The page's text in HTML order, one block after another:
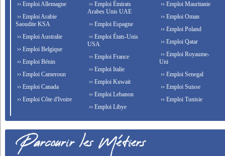
›› Emploi Allemagne
›› Emploi Arabie
Saoudite KSA
›› Emploi Australie
›› Emploi Belgique
›› Emploi Bénin
›› Emploi Cameroun
›› Emploi Canada
›› Emploi Côte d'Ivoire
›› Emploi Émirats
Arabes Unis UAE
›› Emploi Espagne
›› Emploi États-Unis
USA
›› Emploi France
›› Emploi Italie
›› Emploi Kuwait
›› Emploi Lebanon
›› Emploi Libye
›› Emploi Mauritanie
›› Emploi Oman
›› Emploi Poland
›› Emploi Qatar
›› Emploi Royaume-
Uni
›› Emploi Senegal
›› Emploi Suisse
›› Emploi Tunisie